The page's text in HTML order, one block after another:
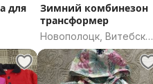
для
Зимний комбинезон
трансформер
Новополоцк, Витебская
область